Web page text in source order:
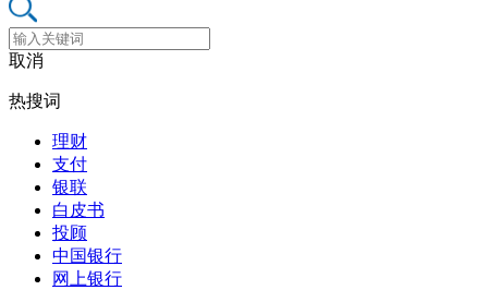
取消
热搜词
理财
支付
银联
白皮书
投顾
中国银行
网上银行